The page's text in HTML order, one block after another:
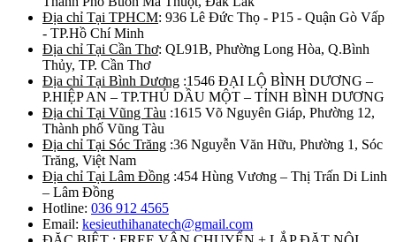
Địa chỉ Tại TPHCM: 936 Lê Đức Thọ - P15 - Quận Gò Vấp
- TP.Hồ Chí Minh
Địa chỉ Tại Cần Thơ: QL91B, Phường Long Hòa, Q.Bình
Thủy, TP. Cần Thơ
Địa chỉ Tại Bình Dương :1546 ĐẠI LỘ BÌNH DƯƠNG –
P.HIỆP AN – TP.THỦ DẦU MỘT – TỈNH BÌNH DƯƠNG
Địa chỉ Tại Vũng Tàu :1615 Võ Nguyên Giáp, Phường 12,
Thành phố Vũng Tàu
Địa chỉ Tại Sóc Trăng :36 Nguyễn Văn Hữu, Phường 1, Sóc
Trăng, Việt Nam
Địa chỉ Tại Lâm Đồng :454 Hùng Vương – Thị Trấn Di Linh
– Lâm Đồng
Hotline: 036 912 4565
Email: kesieuthihanatech@gmail.com